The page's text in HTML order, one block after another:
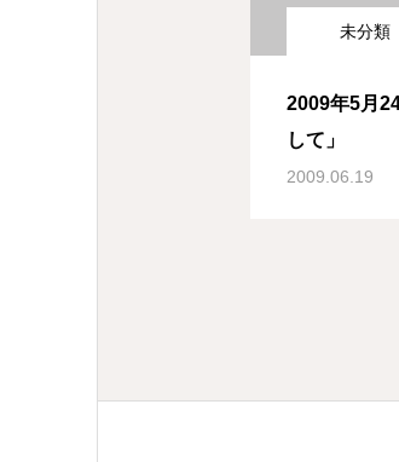
未分類
2009年5月
して」
2009.06.19